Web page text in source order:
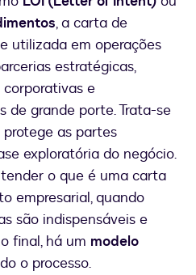
, a carta de
utilizada em operações
estratégicas,
e
de grande porte. Trata-se
as partes
exploratória do negócio.
o que é uma carta
empresarial, quando
são indispensáveis e
final, há um modelo
o processo.